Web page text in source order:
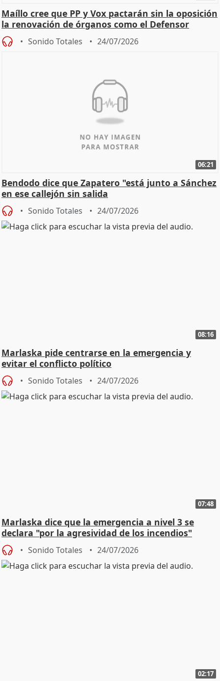
Maíllo cree que PP y Vox pactarán sin la oposición
la renovación de órganos como el Defensor
Sonido Totales 24/07/2026
06:21
Bendodo dice que Zapatero "está junto a Sánchez
en ese callejón sin salida
Sonido Totales 24/07/2026
08:16
Marlaska pide centrarse en la emergencia y
evitar el conflicto político
Sonido Totales 24/07/2026
07:48
Marlaska dice que la emergencia a nivel 3 se
declara "por la agresividad de los incendios"
Sonido Totales 24/07/2026
02:17